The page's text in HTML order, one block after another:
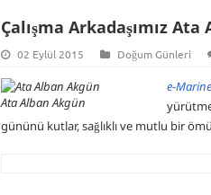
Çalışma Arkadaşımız
02 Eylül 2015 Doğum Günleri
Ata Alban Akgün
e-
gününü kutlar, sağlıklı ve mutlu bir